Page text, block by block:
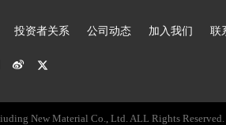
投资者关系 公司动态 加入我们 联
New Material Co., Ltd. ALL Rights Reserved.